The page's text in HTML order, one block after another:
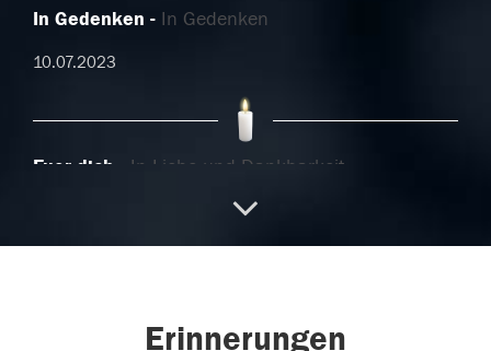
In Gedenken In Gedenken
10.07.2023
Fuer dich In Liebe und Dankbarkeit
Erinnerungen